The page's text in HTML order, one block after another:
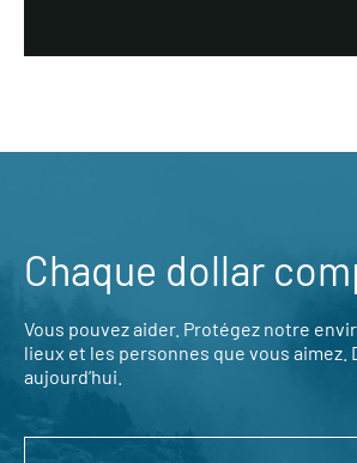
Chaque dollar
Vous pouvez aider. Protégez notre
lieux et les personnes que vous aimez.
aujourd’hui.